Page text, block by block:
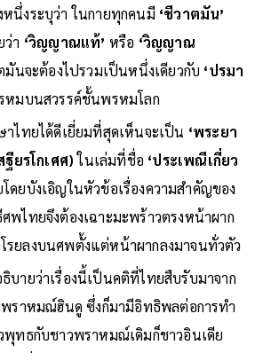
นึ่งระบุว่า ในกายทุกคนมี ‘ชีวาตมัน’
ว่า ‘วิญญาณแท้’ หรือ ‘วิญญาณ
มันจะต้องไปรวมเป็นหนึ่งเดียวกับ ‘ปรมา
หมบนสวรรค์ชั้นพรหมโลก
ไทยได้ดีเยี่ยมที่สุดเห็นจะเป็น ‘พระยา
ฐียรโกเศศ)ในเล่มที่ชื่อ ‘ประเพณีเกี่ยว
ดยบังเอิญในหัวข้อเรื่องความสำคัญของ
พไทยจึงต้องเฉาะมะพร้าวตรงหน้าผาก
รยลงบนศพตั้งแต่หน้าผากลงมาจนทั่วตัว
บายว่าเรื่องนี้เป็นคติที่ไทยสืบรับมาจาก
ราหมณ์ฮินดู ซึ่งก็มามีอิทธิพลต่อการทำ
ทธกับชาวพราหมณ์เดิมก็ชาวอินเดีย